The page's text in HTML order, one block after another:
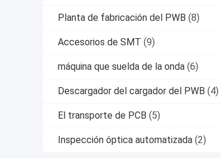
Planta de fabricación del PWB (8)
Accesorios de SMT (9)
máquina que suelda de la onda (6)
Descargador del cargador del PWB (4)
El transporte de PCB (5)
Inspección óptica automatizada (2)